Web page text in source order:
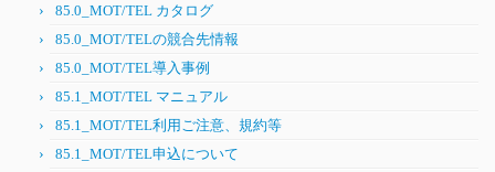
85.0_MOT/TEL カタログ
85.0_MOT/TELの競合先情報
85.0_MOT/TEL導入事例
85.1_MOT/TEL マニュアル
85.1_MOT/TEL利用ご注意、規約等
85.1_MOT/TEL申込について